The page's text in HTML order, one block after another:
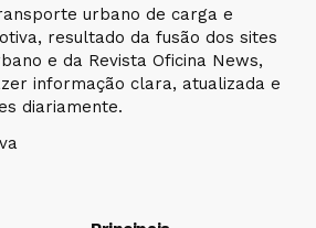
urbano de carga e
resultado da fusão dos sites
e da Revista Oficina News,
informação clara, atualizada e
diariamente.